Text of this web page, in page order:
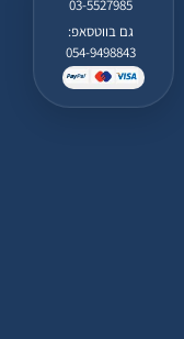
03-5527985
גם בווטסאפ:
054-9498843